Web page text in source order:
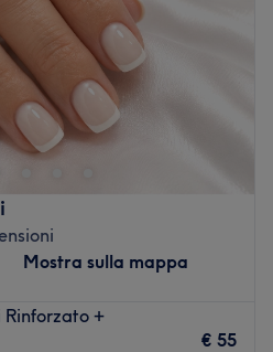
Mostra sulla mappa
+
€ 55